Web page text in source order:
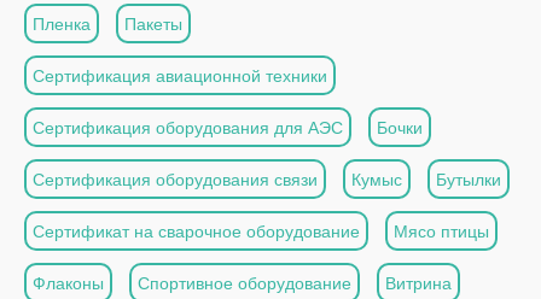
Пленка Пакеты
Сертификация авиационной техники
Сертификация оборудования для АЭС Бочки
Сертификация оборудования связи Кумыс Бутылки
Сертификат на сварочное оборудование Мясо птицы
Флаконы Спортивное оборудование Витрина